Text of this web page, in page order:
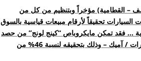
– القطامية) مؤخراً وبتنظيم من كل من
تحقيقاً لأرقام مبيعات قياسية بالسوق
… فقد تمكن مايكروباص “كينج لونج” من حصد
لقب المايكروباص الأكثر مبيعاً بالسوق المصرية – وفق تقرير مجلس معلومات سوق السيارات / آميك – وذلك بتحقيقه لنسبة 46% من